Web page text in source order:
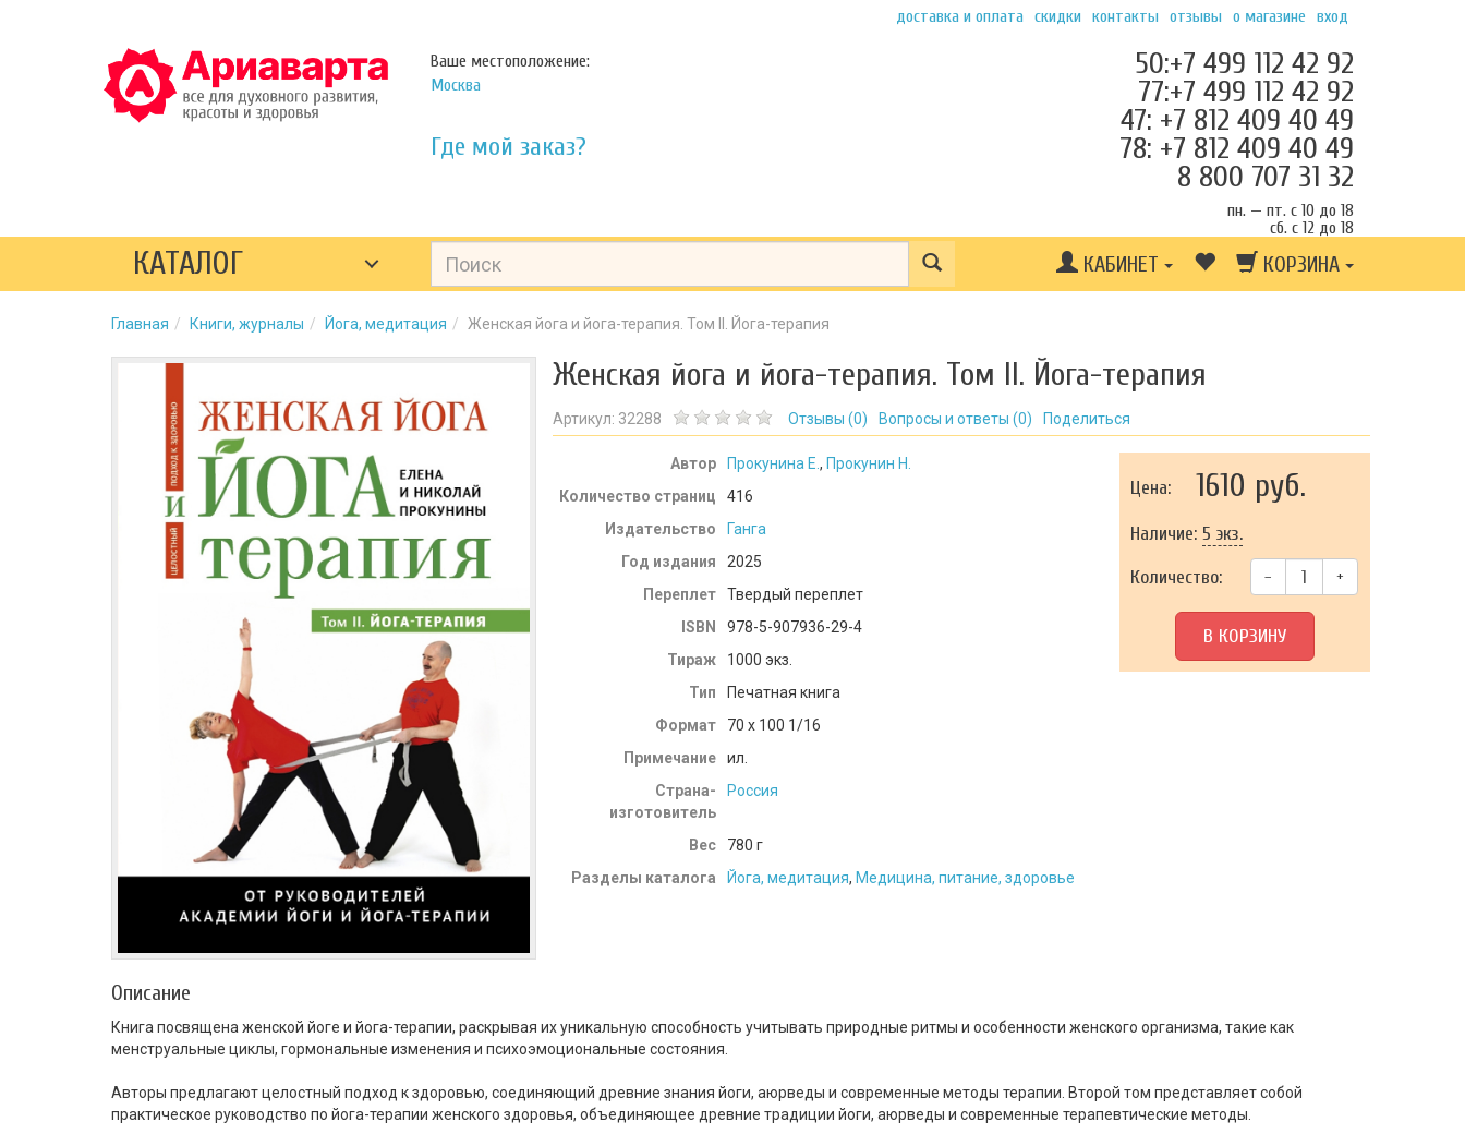
доставка и оплата скидки контакты отзывы о магазине вход
Ваше местоположение:
Москва
Где мой заказ?
50:+7 499 112 42 92
77:+7 499 112 42 92
47: +7 812 409 40 49
78: +7 812 409 40 49
8 800 707 31 32
пн. — пт. с 10 до 18
сб. с 12 до 18
КАТАЛОГ КАБИНЕТ КОРЗИНА
Главная Книги, журналы Йога, медитация Женская йога и йога-терапия. Том II. Йога-терапия
Женская йога и йога-терапия. Том II. Йога-терапия
Артикул: 32288 Отзывы (0) Вопросы и ответы (0) Поделиться
Автор Прокунина Е. , Прокунин Н.
Количество страниц
416
Издательство
Ганга
Год издания
2025
Переплет
Твердый переплет
ISBN
978-5-907936-29-4
Тираж
1000 экз.
Тип
Печатная книга
Формат
70 x 100 1/16
Примечание
ил.
Страна-
изготовитель
Россия
Вес 780 г
Разделы каталога
Йога, медитация, Медицина, питание, здоровье
Цена: 1610 руб.
Наличие: 5 экз.
Количество:
– +
В КОРЗИНУ
Описание
Книга посвящена женской йоге и йога-терапии, раскрывая их уникальную способность учитывать природные ритмы и особенности женского организма, такие как
менструальные циклы, гормональные изменения и психоэмоциональные состояния.
Авторы предлагают целостный подход к здоровью, соединяющий древние знания йоги, аюрведы и современные методы терапии. Второй том представляет собой
практическое руководство по йога-терапии женского здоровья, объединяющее древние традиции йоги, аюрведы и современные терапевтические методы.